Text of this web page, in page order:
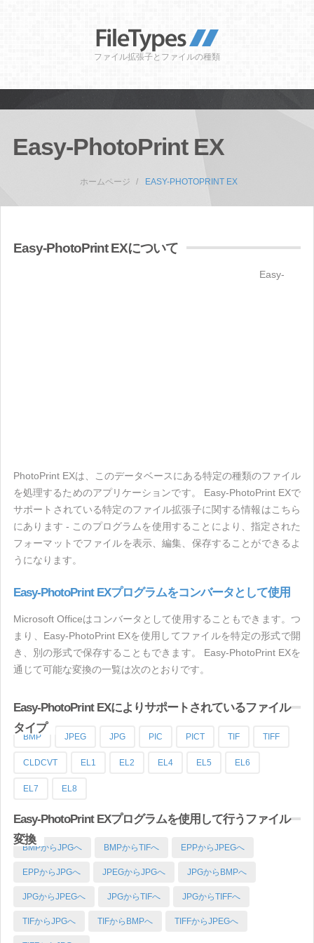
ファイル拡張子とファイルの種類
Easy-PhotoPrint EX
ホームページ EASY-PHOTOPRINT EX
Easy-PhotoPrint EXについて
Easy-
PhotoPrint EXは、このデータベースにある特定の種類のファイル
を処理するためのアプリケーションです。 Easy-PhotoPrint EXで
サポートされている特定のファイル拡張子に関する情報はこちら
にあります - このプログラムを使用することにより、指定された
フォーマットでファイルを表示、編集、保存することができるよ
うになります。
Easy-PhotoPrint EXプログラムをコンバータとして使用
Microsoft Officeはコンバータとして使用することもできます。つ
まり、Easy-PhotoPrint EXを使用してファイルを特定の形式で開
き、別の形式で保存することもできます。 Easy-PhotoPrint EXを
通じて可能な変換の一覧は次のとおりです。
Easy-PhotoPrint EXによりサポートされているファイル
タイプ
BMP JPEG JPG PIC PICT TIF TIFF
CLDCVT EL1 EL2 EL4 EL5 EL6
EL7 EL8
Easy-PhotoPrint EXプログラムを使用して行うファイル
変換
BMPからJPGへ BMPからTIFへ EPPからJPEGへ
EPPからJPGへ JPEGからJPGへ JPGからBMPへ
JPGからJPEGへ JPGからTIFへ JPGからTIFFへ
TIFからJPGへ TIFからBMPへ TIFFからJPEGへ